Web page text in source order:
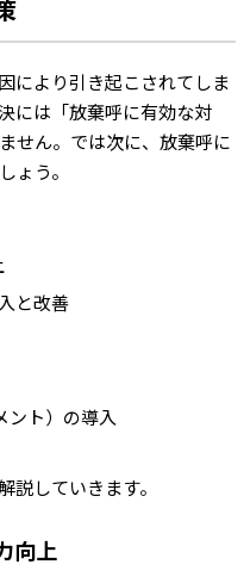
により引き起こされてしま
には「放棄呼に有効な対
せん。では次に、放棄呼に
ょう。
と改善
ント）の導入
説していきます。
向上